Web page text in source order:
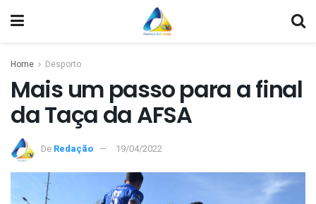
Home Desporto
Mais um passo para a final
da Taça da AFSA
De Redação 19/04/2022